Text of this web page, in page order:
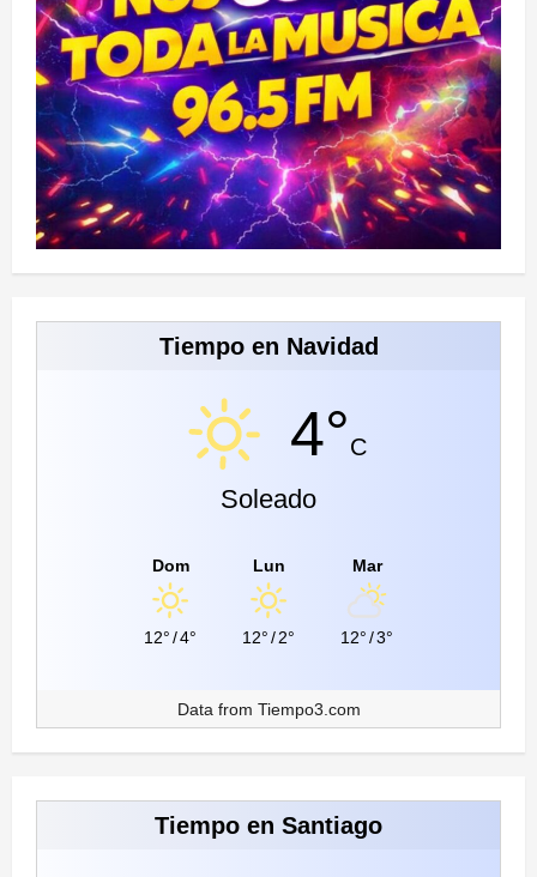
Tiempo en Navidad
4°C
Soleado
Dom
12°/4°
Lun
12°/2°
Mar
12°/3°
Data from Tiempo3.com
Tiempo en Santiago